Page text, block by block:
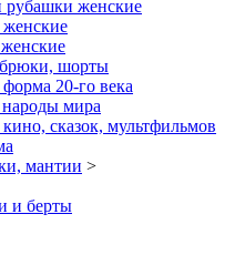
рубашки женские
шорты
20-го века
мира
сказок, мультфильмов
мантии >
и берты